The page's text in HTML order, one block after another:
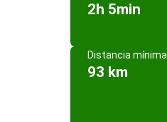
2h 5min
Distancia mínima
93 km